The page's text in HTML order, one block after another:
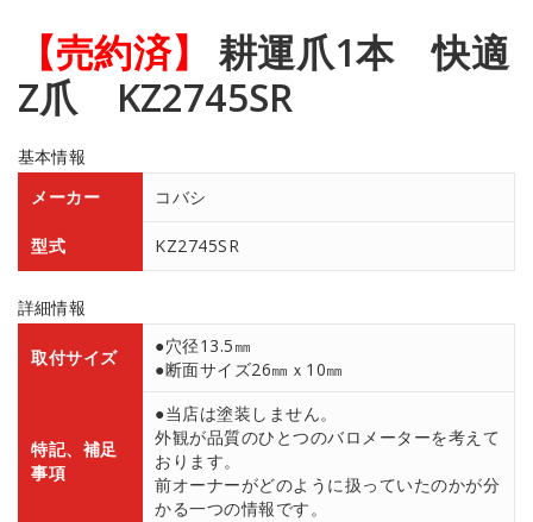
【売約済】
耕運爪1本 快適
Z爪 KZ2745SR
基本情報
メーカー
コバシ
型式 KZ2745SR
詳細情報
取付サイズ
●穴径13.5㎜
●断面サイズ26㎜ｘ10㎜
特記、補足
事項
●当店は塗装しません。
外観が品質のひとつのバロメーターを考えて
おります。
前オーナーがどのように扱っていたのかが分
かる一つの情報です。